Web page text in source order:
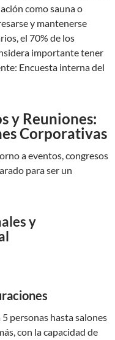
como sauna o
y mantenerse
el 70% de los
importante tener
Encuesta interna del
y Reuniones:
Corporativas
a eventos, congresos
para ser un
y
personas hasta salones
con la capacidad de